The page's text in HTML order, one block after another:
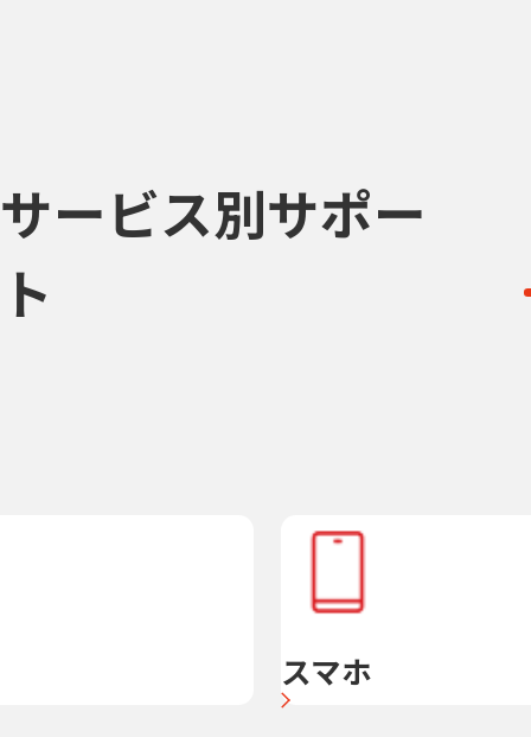
サービス別サポー
ト
スマホ